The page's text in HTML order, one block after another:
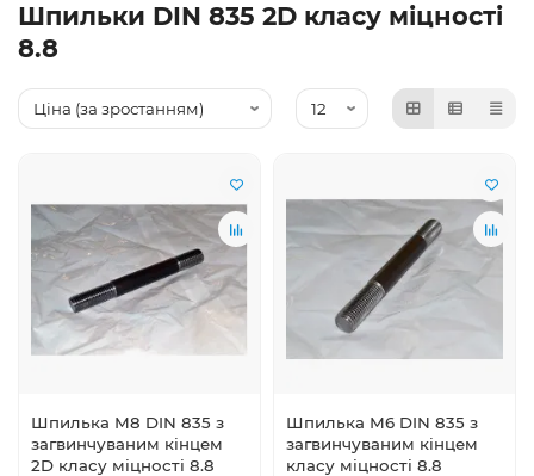
Шпильки DIN 835 2D класу міцності
8.8
Шпилька М8 DIN 835 з
загвинчуваним кінцем
2D класу міцності 8.8
Шпилька М6 DIN 835 з
загвинчуваним кінцем
класу міцності 8.8